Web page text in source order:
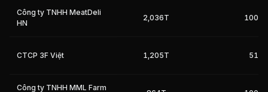
Công ty TNHH MeatDeli
HN
2,036T 100%
CTCP 3F Việt 1,205T 51%
Công ty TNHH MML Farm